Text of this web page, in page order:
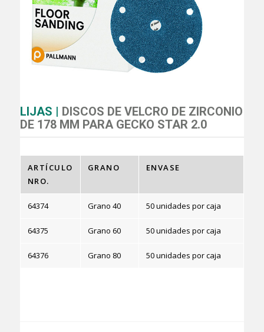
LIJAS | DISCOS DE VELCRO DE ZIRCONIO
DE 178 MM PARA GECKO STAR 2.0
ARTÍCULO
NRO.
GRANO ENVASE
64374 Grano 40 50 unidades por caja
64375 Grano 60 50 unidades por caja
64376 Grano 80 50 unidades por caja